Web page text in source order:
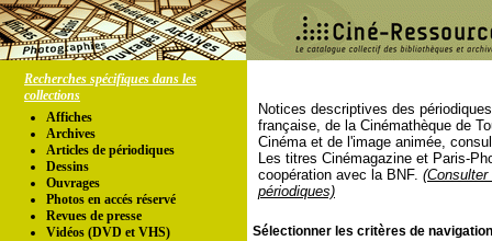
Recherches spécifiques dans les
collections
Affiches
Archives
Articles de périodiques
Dessins
Ouvrages
Photos en accés réservé
Revues de presse
Vidéos (DVD et VHS)
Notices descriptives des
française, de la Cinémathèque de
Cinéma et de l'image animée,
Les titres Cinémagazine et Paris-
coopération avec la BNF.
périodiques)
Sélectionner les critères de